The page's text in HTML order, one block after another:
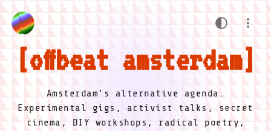
offbeat amsterdam
Amsterdam's alternative agenda.
Experimental gigs, activist talks, secret
cinema, DIY workshops, radical poetry,